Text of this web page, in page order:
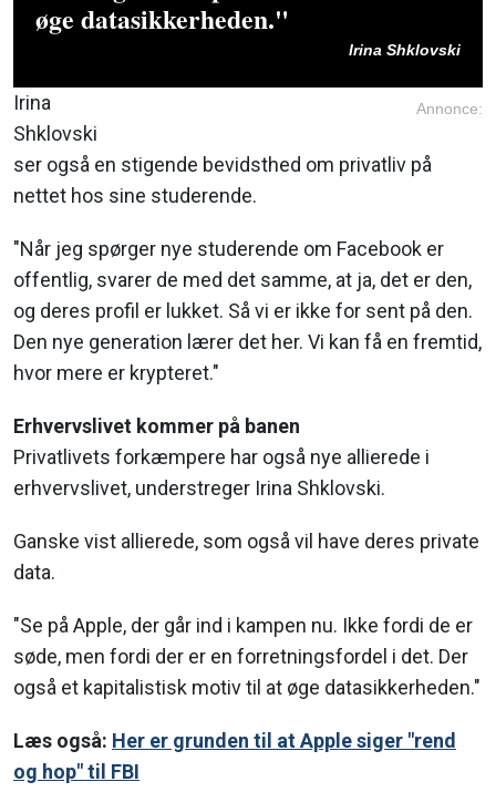
øge datasikkerheden."
Irina Shklovski
Annonce:
Irina
Shklovski
ser også en stigende bevidsthed om privatliv på
nettet hos sine studerende.
"Når jeg spørger nye studerende om Facebook er
offentlig, svarer de med det samme, at ja, det er den,
og deres profil er lukket. Så vi er ikke for sent på den.
Den nye generation lærer det her. Vi kan få en fremtid,
hvor mere er krypteret."
Erhvervslivet kommer på banen
Privatlivets forkæmpere har også nye allierede i
erhvervslivet, understreger Irina Shklovski.
Ganske vist allierede, som også vil have deres private
data.
"Se på Apple, der går ind i kampen nu. Ikke fordi de er
søde, men fordi der er en forretningsfordel i det. Der
også et kapitalistisk motiv til at øge datasikkerheden."
Læs også: Her er grunden til at Apple siger "rend
og hop" til FBI